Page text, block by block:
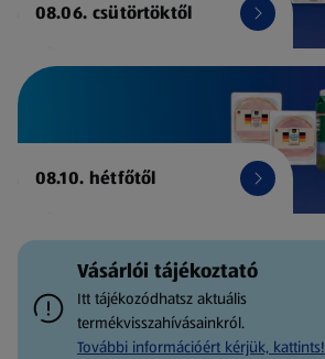
08.06. csütörtöktől
08.10. hétfőtől
Vásárlói tájékoztató
Itt tájékozódhatsz aktuális
termékvisszahívásainkról.
További információért kérjük, kattints!